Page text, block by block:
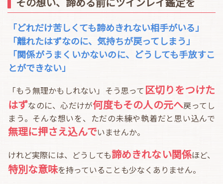
「どれだけ苦しくても諦めきれない相手がいる」
「離れたはずなのに、気持ちが戻ってしまう」
「関係がうまくいかないのに、どうしても手放すこ
とができない」
「もう無理かもしれない」そう思って 区切りをつけた
はずなのに、心だけが何度もその人の元へ戻ってし
まう。そんな想いを、ただの未練や執着だと思い込んで
無理に押さえ込んでいませんか。
けれど実際には、どうしても諦めきれない関係ほど、
特別な意味を持っていることも少なくありません。